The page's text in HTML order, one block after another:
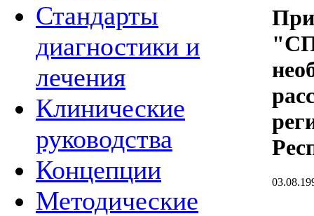
Стандарты
диагностики и
лечения
Клинические
руководства
Концепции
Методические